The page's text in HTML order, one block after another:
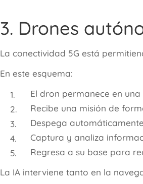
3. Drones
La conectividad 5G está
En este esquema:
El dron permanece en
Recibe una misión de
Despega
Captura y analiza
Regresa a su base para
La IA interviene tanto en la